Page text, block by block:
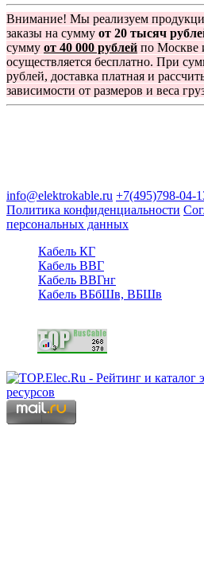
Внимание! Мы реализуем
заказы на сумму от 20 тысяч
сумму от 40 000 рублей по
осуществляется бесплатно. При
рублей, доставка платная и
зависимости от размеров и веса
info@elektrokable.ru +7(495)798-04-
Политика конфиденциальности
персональных данных
Кабель КГ
Кабель ВВГ
Кабель ВВГнг
Кабель ВБбШв, ВБШв